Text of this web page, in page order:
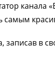
канала
самым
в